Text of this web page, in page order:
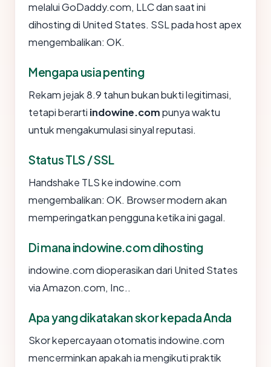
melalui GoDaddy.com, LLC dan saat ini
dihosting di United States. SSL pada host apex
mengembalikan: OK.
Mengapa usia penting
Rekam jejak 8.9 tahun bukan bukti legitimasi,
tetapi berarti indowine.compunya waktu
untuk mengakumulasi sinyal reputasi.
Status TLS / SSL
Handshake TLS ke indowine.com
mengembalikan: OK. Browser modern akan
memperingatkan pengguna ketika ini gagal.
Di mana indowine.com dihosting
indowine.com dioperasikan dari United States
via Amazon.com, Inc..
Apa yang dikatakan skor kepada Anda
Skor kepercayaan otomatis indowine.com
mencerminkan apakah ia mengikuti praktik